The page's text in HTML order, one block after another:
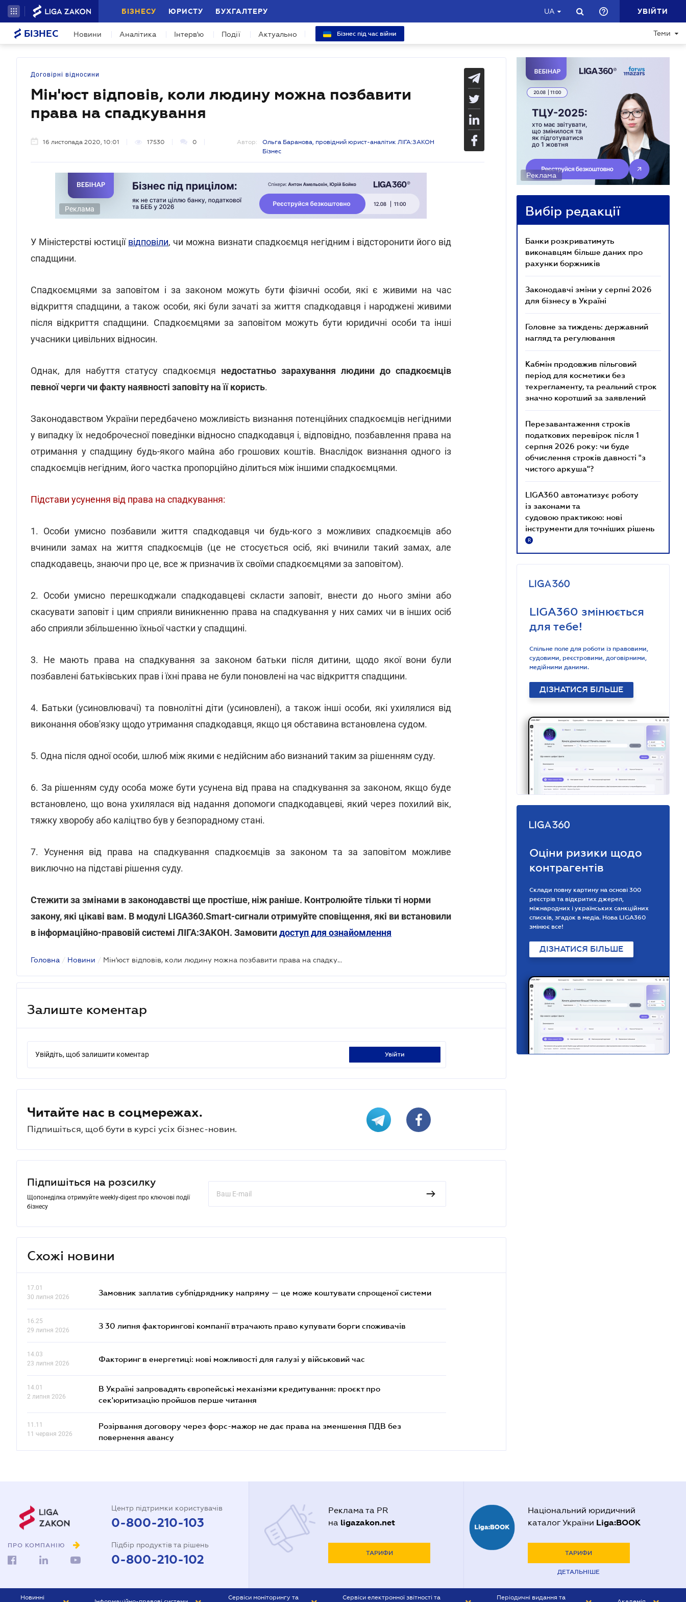
БІЗНЕСУ ЮРИСТУ БУХГАЛТЕРУ UA УВІЙТИ
БІЗНЕС Новини Аналітика Інтерв'ю Події Актуально Бізнес під час війни Теми
Договірні відносини
Мін'юст відповів, коли людину можна позбавити
права на спадкування
16 листопада 2020, 10:01 17530 0 Автор:
Ольга Баранова, провідний юрист-аналітик ЛІГА:ЗАКОН
Бізнес
Реклама
У Міністерстві юстиції відповіли, чи можна визнати спадкоємця негідним і відсторонити його від
спадщини.
Спадкоємцями за заповітом і за законом можуть бути фізичні особи, які є живими на час
відкриття спадщини, а також особи, які були зачаті за життя спадкодавця і народжені живими
після відкриття спадщини. Спадкоємцями за заповітом можуть бути юридичні особи та інші
учасники цивільних відносин.
Однак, для набуття статусу спадкоємця недостатньо зарахування людини до спадкоємців
певної черги чи факту наявності заповіту на її користь.
Законодавством України передбачено можливість визнання потенційних спадкоємців негідними
у випадку їх недоброчесної поведінки відносно спадкодавця і, відповідно, позбавлення права на
отримання у спадщину будь-якого майна або грошових коштів. Внаслідок визнання одного із
спадкоємців негідним, його частка пропорційно ділиться між іншими спадкоємцями.
Підстави усунення від права на спадкування:
1. Особи умисно позбавили життя спадкодавця чи будь-кого з можливих спадкоємців або
вчинили замах на життя спадкоємців (це не стосується осіб, які вчинили такий замах, але
спадкодавець, знаючи про це, все ж призначив їх своїми спадкоємцями за заповітом).
2. Особи умисно перешкоджали спадкодавцеві скласти заповіт, внести до нього зміни або
скасувати заповіт і цим сприяли виникненню права на спадкування у них самих чи в інших осіб
або сприяли збільшенню їхньої частки у спадщині.
3. Не мають права на спадкування за законом батьки після дитини, щодо якої вони були
позбавлені батьківських прав і їхні права не були поновлені на час відкриття спадщини.
4. Батьки (усиновлювачі) та повнолітні діти (усиновлені), а також інші особи, які ухилялися від
виконання обов'язку щодо утримання спадкодавця, якщо ця обставина встановлена судом.
5. Одна після одної особи, шлюб між якими є недійсним або визнаний таким за рішенням суду.
6. За рішенням суду особа може бути усунена від права на спадкування за законом, якщо буде
встановлено, що вона ухилялася від надання допомоги спадкодавцеві, який через похилий вік,
тяжку хворобу або каліцтво був у безпорадному стані.
7. Усунення від права на спадкування спадкоємців за законом та за заповітом можливе
виключно на підставі рішення суду.
Стежити за змінами в законодавстві ще простіше, ніж раніше. Контролюйте тільки ті норми
закону, які цікаві вам. В модулі LIGA360.Smart-сигнали отримуйте сповіщення, які ви встановили
в інформаційно-правовій системі ЛІГА:ЗАКОН. Замовитидоступ для ознайомлення
Головна / Новини / Мін'юст відповів, коли людину можна позбавити права на спадкування
Залиште коментар
Увійдіть, щоб залишити коментар увійти
Читайте нас в соцмережах.
Підпишіться, щоб бути в курсі усіх бізнес-новин.
Підпишіться на розсилку
Щопонеділка отримуйте weekly-digest про ключові події
бізнесу
Схожі новини
17.01
30 липня 2026
Замовник заплатив субпідряднику напряму — це може коштувати спрощеної системи
16.25
29 липня 2026
З 30 липня факторингові компанії втрачають право купувати борги споживачів
14.03
23 липня 2026
Факторинг в енергетиці: нові можливості для галузі у військовий час
14.01
2 липня 2026
В Україні запровадять європейські механізми кредитування: проєкт про
сек'юритизацію пройшов перше читання
11.11
11 червня 2026
Розірвання договору через форс-мажор не дає права на зменшення ПДВ без
повернення авансу
Реклама
Вибір редакції
Банки розкриватимуть
виконавцям більше даних про
рахунки боржників
Законодавчі зміни у серпні 2026
для бізнесу в Україні
Головне за тиждень: державний
нагляд та регулювання
Кабмін продовжив пільговий
період для косметики без
техрегламенту, та реальний строк
значно коротший за заявлений
Перезавантаження строків
податкових перевірок після 1
серпня 2026 року: чи буде
обчислення строків давності "з
чистого аркуша"?
LIGA360 автоматизує роботу
із законами та
судовою практикою: нові
інструменти для точніших рішень
R
LIGA360 змінюється
для тебе!
Спільне поле для роботи із правовими,
судовими, реєстровими, договірними,
медійними даними.
ДІЗНАТИСЯ БІЛЬШЕ
Оціни ризики щодо
контрагентів
Склади повну картину на основі 300
реєстрів та відкритих джерел,
міжнародних і українських санкційних
списків, згадок в медіа. Нова LIGA360
змінює все!
ДІЗНАТИСЯ БІЛЬШЕ
ПРО КОМПАНІЮ
Центр підтримки користувачів
0-800-210-103
Підбір продуктів та рішень
0-800-210-102
Реклама та PR
на ligazakon.net
ТАРИФИ
Національний юридичний
каталог України Liga:BOOK
ТАРИФИ
ДЕТАЛЬНІШЕ
Новинні Сервіси моніторингу та Сервіси електронної звітності та Періодичні видання та